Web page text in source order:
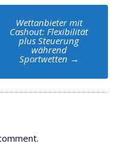
Wettanbieter mit
Cashout: Flexibilität
plus Steuerung
während
Sportwetten →